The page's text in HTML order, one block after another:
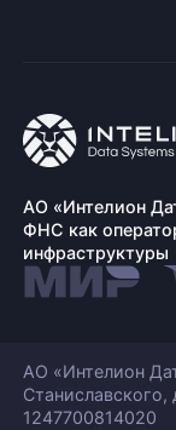
АО «Интелион
ФНС как
инфраструктуры
АО «Интелион
Станиславского,
1247700814020